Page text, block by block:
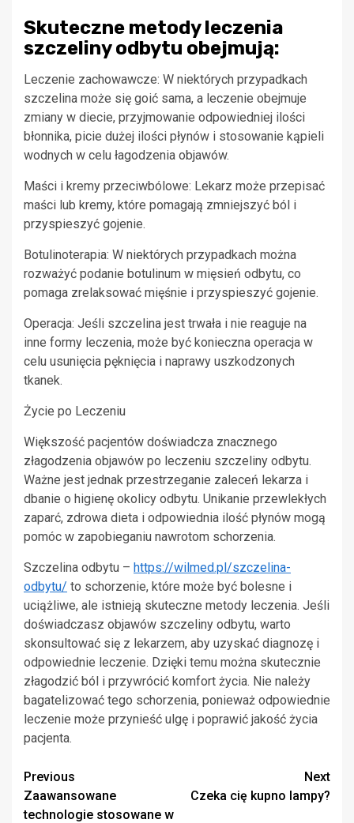
Skuteczne metody leczenia
szczeliny odbytu obejmują:
Leczenie zachowawcze: W niektórych przypadkach
szczelina może się goić sama, a leczenie obejmuje
zmiany w diecie, przyjmowanie odpowiedniej ilości
błonnika, picie dużej ilości płynów i stosowanie kąpieli
wodnych w celu łagodzenia objawów.
Maści i kremy przeciwbólowe: Lekarz może przepisać
maści lub kremy, które pomagają zmniejszyć ból i
przyspieszyć gojenie.
Botulinoterapia: W niektórych przypadkach można
rozważyć podanie botulinum w mięsień odbytu, co
pomaga zrelaksować mięśnie i przyspieszyć gojenie.
Operacja: Jeśli szczelina jest trwała i nie reaguje na
inne formy leczenia, może być konieczna operacja w
celu usunięcia pęknięcia i naprawy uszkodzonych
tkanek.
Życie po Leczeniu
Większość pacjentów doświadcza znacznego
złagodzenia objawów po leczeniu szczeliny odbytu.
Ważne jest jednak przestrzeganie zaleceń lekarza i
dbanie o higienę okolicy odbytu. Unikanie przewlekłych
zaparć, zdrowa dieta i odpowiednia ilość płynów mogą
pomóc w zapobieganiu nawrotom schorzenia.
Szczelina odbytu – https://wilmed.pl/szczelina-
odbytu/ to schorzenie, które może być bolesne i
uciążliwe, ale istnieją skuteczne metody leczenia. Jeśli
doświadczasz objawów szczeliny odbytu, warto
skonsultować się z lekarzem, aby uzyskać diagnozę i
odpowiednie leczenie. Dzięki temu można skutecznie
złagodzić ból i przywrócić komfort życia. Nie należy
bagatelizować tego schorzenia, ponieważ odpowiednie
leczenie może przynieść ulgę i poprawić jakość życia
pacjenta.
Continue
Reading
Previous
Zaawansowane
technologie stosowane w
Next
Czeka cię kupno lampy?